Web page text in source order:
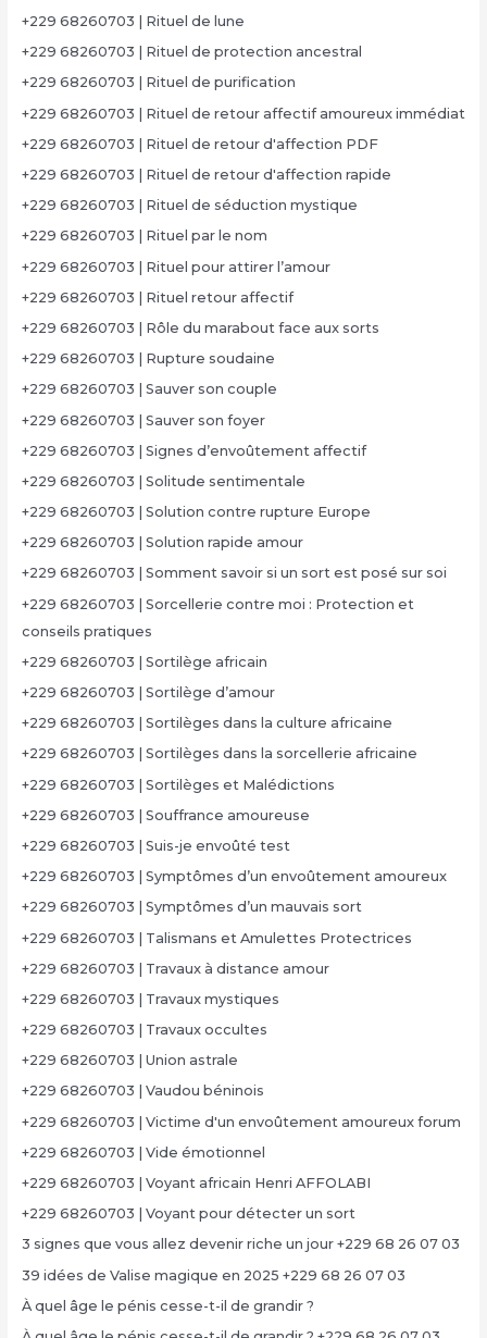
+229 68260703 | Rituel de lune
+229 68260703 | Rituel de protection ancestral
+229 68260703 | Rituel de purification
+229 68260703 | Rituel de retour affectif amoureux immédiat
+229 68260703 | Rituel de retour d'affection PDF
+229 68260703 | Rituel de retour d'affection rapide
+229 68260703 | Rituel de séduction mystique
+229 68260703 | Rituel par le nom
+229 68260703 | Rituel pour attirer l’amour
+229 68260703 | Rituel retour affectif
+229 68260703 | Rôle du marabout face aux sorts
+229 68260703 | Rupture soudaine
+229 68260703 | Sauver son couple
+229 68260703 | Sauver son foyer
+229 68260703 | Signes d’envoûtement affectif
+229 68260703 | Solitude sentimentale
+229 68260703 | Solution contre rupture Europe
+229 68260703 | Solution rapide amour
+229 68260703 | Somment savoir si un sort est posé sur soi
+229 68260703 | Sorcellerie contre moi : Protection et
conseils pratiques
+229 68260703 | Sortilège africain
+229 68260703 | Sortilège d’amour
+229 68260703 | Sortilèges dans la culture africaine
+229 68260703 | Sortilèges dans la sorcellerie africaine
+229 68260703 | Sortilèges et Malédictions
+229 68260703 | Souffrance amoureuse
+229 68260703 | Suis-je envoûté test
+229 68260703 | Symptômes d’un envoûtement amoureux
+229 68260703 | Symptômes d’un mauvais sort
+229 68260703 | Talismans et Amulettes Protectrices
+229 68260703 | Travaux à distance amour
+229 68260703 | Travaux mystiques
+229 68260703 | Travaux occultes
+229 68260703 | Union astrale
+229 68260703 | Vaudou béninois
+229 68260703 | Victime d'un envoûtement amoureux forum
+229 68260703 | Vide émotionnel
+229 68260703 | Voyant africain Henri AFFOLABI
+229 68260703 | Voyant pour détecter un sort
3 signes que vous allez devenir riche un jour +229 68 26 07 03
39 idées de Valise magique en 2025 +229 68 26 07 03
À quel âge le pénis cesse-t-il de grandir ?